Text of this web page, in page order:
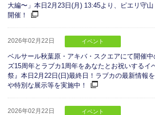
大編〜」本日2月23日(月) 13:45より、ピエリ守
開催！
2026年02月22日 イベント
ベルサール秋葉原・アキバ・スクエアにて開催
ズ15周年とラブカ1周年をあなたとお祝いするイ
祭』本日2月22日(日)最終日！ラブカの最新情報
や特別な展示等を実施中！
2026年02月22日 イベント